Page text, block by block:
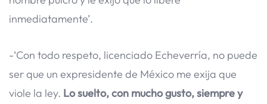
inmediatamente’.
-‘Con todo respeto, licenciado Echeverría, no puede
ser que un expresidente de México me exija que
viole la ley. Lo suelto, con mucho gusto, siempre y